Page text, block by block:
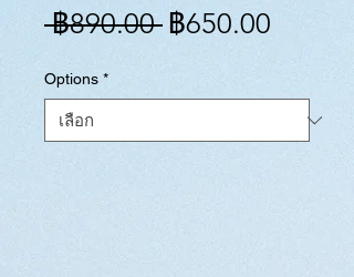
฿890.00 ราคา
฿650.00
ลด
Options *